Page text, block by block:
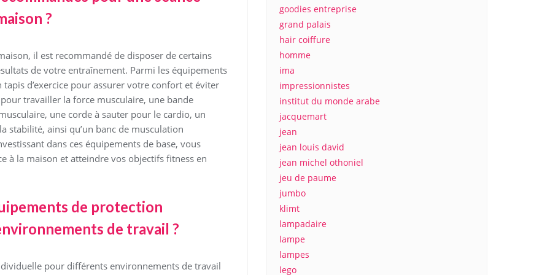
?
il est recommandé de disposer de certains
de votre entraînement. Parmi les équipements
d’exercice pour assurer votre confort et éviter
travailler la force musculaire, une bande
une corde à sauter pour le cardio, un
stabilité, ainsi qu’un banc de musculation
dans ces équipements de base, vous
à la maison et atteindre vos objectifs fitness en
de protection
de travail ?
pour différents environnements de travail
goodies entreprise
grand palais
hair coiffure
homme
ima
impressionnistes
institut du monde arabe
jacquemart
jean
jean louis david
jean michel othoniel
jeu de paume
jumbo
klimt
lampadaire
lampe
lampes
lego